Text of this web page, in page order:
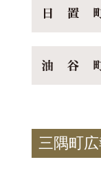
三隅町